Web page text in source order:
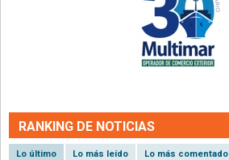
RANKING DE NOTICIAS
Lo último Lo más leído Lo más comentado